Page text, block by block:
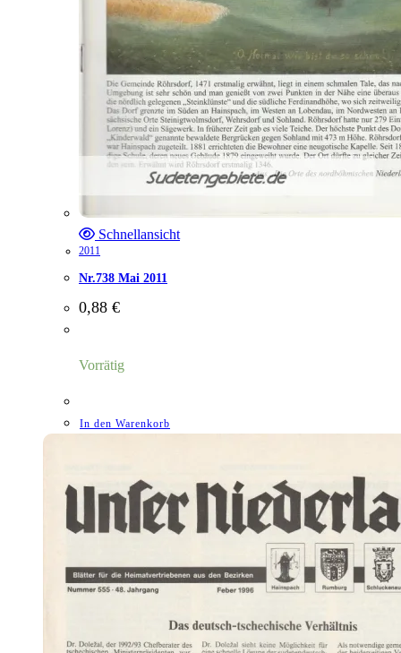
Schnellansicht
2011
Nr.738 Mai 2011
0,88 €
Vorrätig
In den Warenkorb